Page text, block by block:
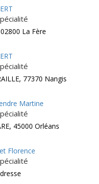
La Fère
77370 Nangis
Martine
45000 Orléans
Florence